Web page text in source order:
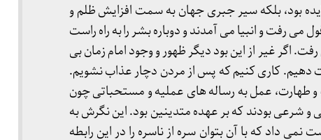
بود، بلکه سیر جبری جهان به سمت افزایش ظلم و
می رفت و انبیا می آمدند و دوباره بشر را به راه راست
غیر از این بود دیگر ظهور و وجود امام زمان بی
دهیم. کاری کنیم که پس از مردن دچار عذاب نشویم.
طهارت، عمل به رساله های عملیه و مستحباتی چون
و شرعی بودند که بر عهده متدینین بود. این نگرش به
که با آن بتوان سره از ناسره را در این رابطه